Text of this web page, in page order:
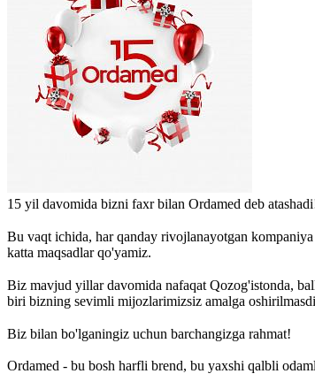
15 yil davomida bizni faxr bilan Ordamed deb
Bu vaqt ichida, har qanday rivojlanayotgan
katta maqsadlar qo'yamiz.
Biz mavjud yillar davomida nafaqat Qozog'istonda,
biri bizning sevimli mijozlarimizsiz amalga
Biz bilan bo'lganingiz uchun barchangizga rahmat!
Ordamed - bu bosh harfli brend, bu yaxshi qalbli